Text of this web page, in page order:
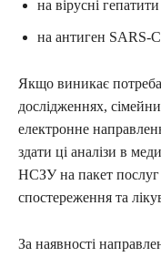
на вірусні
на антиген SARS-
Якщо виникає
дослідженнях,
електронне
здати ці аналізи в
НСЗУ на пакет послуг
спостереження та
За наявності